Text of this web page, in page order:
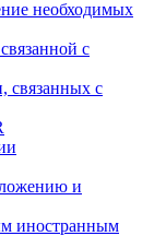
необходимых
с
связанных с
и
иностранным